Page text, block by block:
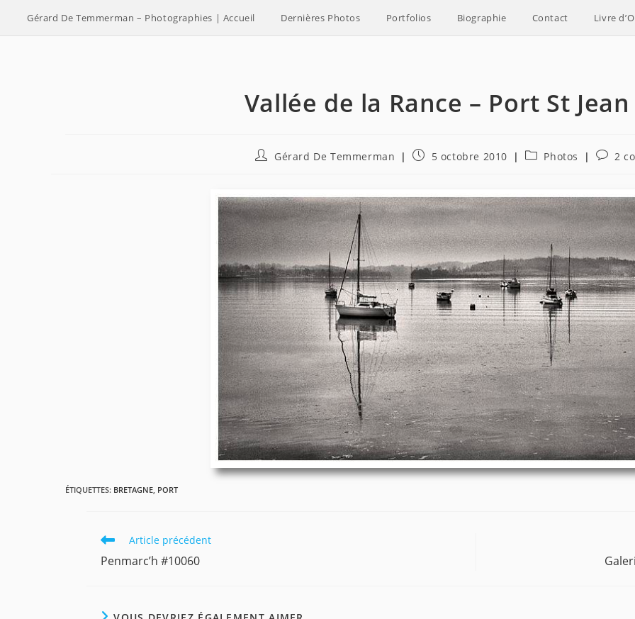
Gérard De Temmerman – Photographies | Accueil Dernières Photos Portfolios Biographie Contact Livre
Vallée de la Rance – Port St
Auteur/autrice
publication :
Gérard De Temmerman
Publication
5 octobre 2010
PostPhotos 2
ÉTIQUETTES: BRETAGNE PORT
Read
articles
Article précédent
Penmarc’h #10060